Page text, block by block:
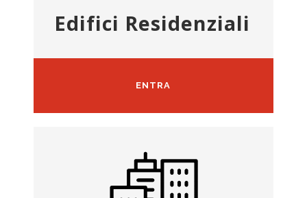
Edifici Residenziali
ENTRA